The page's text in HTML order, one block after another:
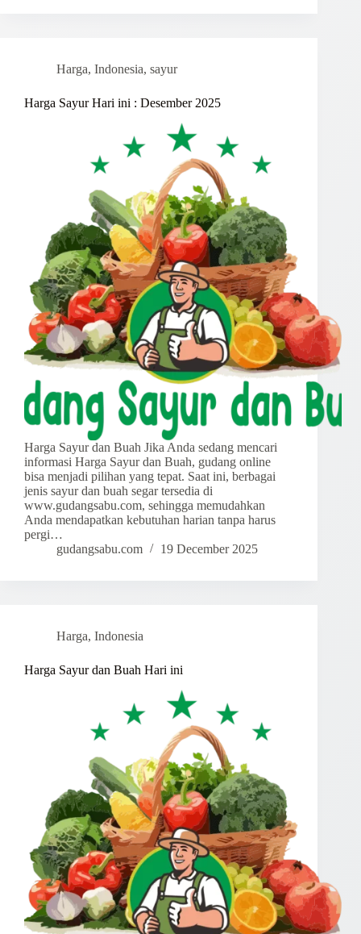
Harga, Indonesia, sayur
Harga Sayur Hari ini : Desember 2025
Harga Sayur dan Buah Jika Anda sedang mencari
informasi Harga Sayur dan Buah, gudang online
bisa menjadi pilihan yang tepat. Saat ini, berbagai
jenis sayur dan buah segar tersedia di
www.gudangsabu.com, sehingga memudahkan
Anda mendapatkan kebutuhan harian tanpa harus
pergi…
gudangsabu.com
19 December 2025
Harga, Indonesia
Harga Sayur dan Buah Hari ini